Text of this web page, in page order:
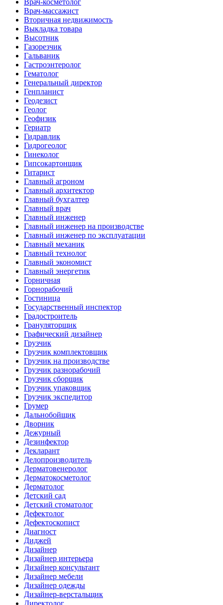
Врач-косметолог
Врач-массажист
Вторичная недвижимость
Выкладка товара
Высотник
Газорезчик
Гальваник
Гастроэнтеролог
Гематолог
Генеральный директор
Генпланист
Геодезист
Геолог
Геофизик
Гериатр
Гидравлик
Гидрогеолог
Гинеколог
Гипсокартонщик
Гитарист
Главный агроном
Главный архитектор
Главный бухгалтер
Главный врач
Главный инженер
Главный инженер на производстве
Главный инженер по эксплуатации
Главный механик
Главный технолог
Главный экономист
Главный энергетик
Горничная
Горнорабочий
Гостиница
Государственный инспектор
Градостроитель
Грануляторщик
Графический дизайнер
Грузчик
Грузчик комплектовщик
Грузчик на производстве
Грузчик разнорабочий
Грузчик сборщик
Грузчик упаковщик
Грузчик экспедитор
Грумер
Дальнобойщик
Дворник
Дежурный
Дезинфектор
Декларант
Делопроизводитель
Дерматовенеролог
Дерматокосметолог
Дерматолог
Детский сад
Детский стоматолог
Дефектолог
Дефектоскопист
Диагност
Диджей
Дизайнер
Дизайнер интерьера
Дизайнер консультант
Дизайнер мебели
Дизайнер одежды
Дизайнер-верстальщик
Директолог